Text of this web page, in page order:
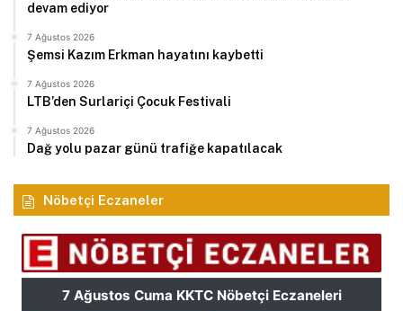
devam ediyor
7 Ağustos 2026
Şemsi Kazım Erkman hayatını kaybetti
7 Ağustos 2026
LTB’den Surlariçi Çocuk Festivali
7 Ağustos 2026
Dağ yolu pazar günü trafiğe kapatılacak
Nöbetçi Eczaneler